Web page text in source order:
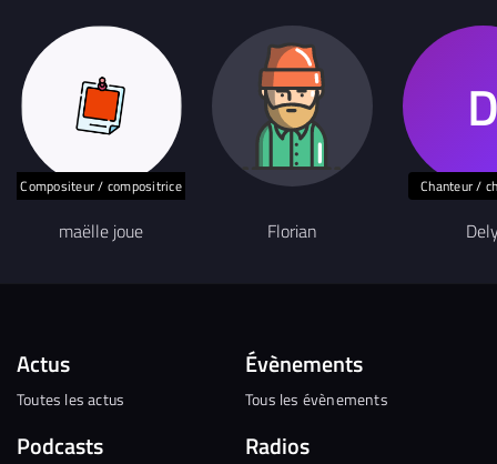
Compositeur / compositrice
maëlle joue Florian
Chanteur /
Actus
Toutes les actus
Podcasts
Évènements
Tous les évènements
Radios